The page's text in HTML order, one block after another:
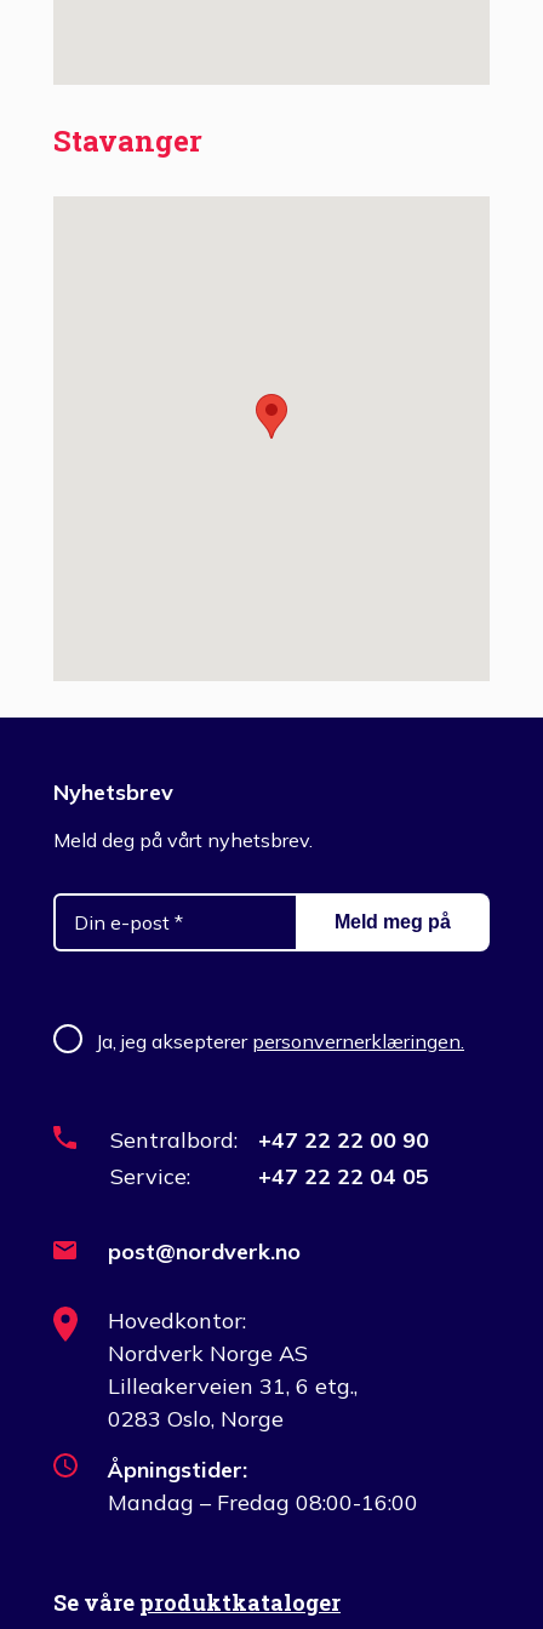
Stavanger
Nyhetsbrev
Meld deg på vårt nyhetsbrev.
Ja, jeg aksepterer personvernerklæringen.
Sentralbord:
+47 22 22 00 90
Service:
+47 22 22 04 05
Hovedkontor:
Nordverk Norge AS
Lilleakerveien 31, 6 etg.,
0283 Oslo, Norge
Se våre produktkataloger
post@nordverk.no
Åpningstider:
Mandag – Fredag 08:00-16:00